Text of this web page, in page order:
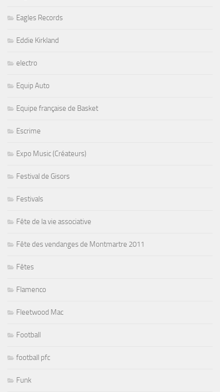
Eagles Records
Eddie Kirkland
electro
Equip Auto
Equipe française de Basket
Escrime
Expo Music (Créateurs)
Festival de Gisors
Festivals
Fête de la vie associative
Fête des vendanges de Montmartre 2011
Fêtes
Flamenco
Fleetwood Mac
Football
football pfc
Funk